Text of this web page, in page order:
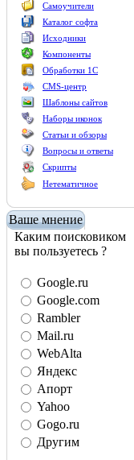
Самоучители
Каталог софта
Исходники
Компоненты
Обработки 1С
CMS-центр
Шаблоны сайтов
Наборы иконок
Статьи и обзоры
Вопросы и ответы
Скрипты
Нетематичное
Ваше мнение
Каким поисковиком
вы пользуетесь ?
Google.ru
Google.com
Rambler
Mail.ru
WebAlta
Яндекс
Апорт
Yahoo
Gogo.ru
Другим